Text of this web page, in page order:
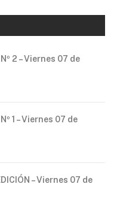
2 – Viernes 07 de
1 – Viernes 07 de
– Viernes 07 de